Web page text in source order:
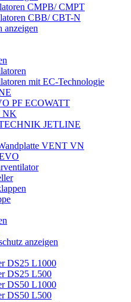
CMPB/ CMPT
CBB/ CBT-N
anzeigen
mit EC-Technologie
PF ECOWATT
NK
JETLINE
VENT VN
anzeigen
DS25 L1000
DS25 L500
DS50 L1000
DS50 L500